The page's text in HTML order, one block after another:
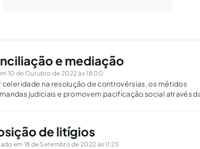
e mediação
10 de Outubro de 2022 às 18:00
na resolução de controvérsias, os métidos
judiciais e promovem pacificação social através
de litígios
em 18 de Setembro de 2022 às 11:25